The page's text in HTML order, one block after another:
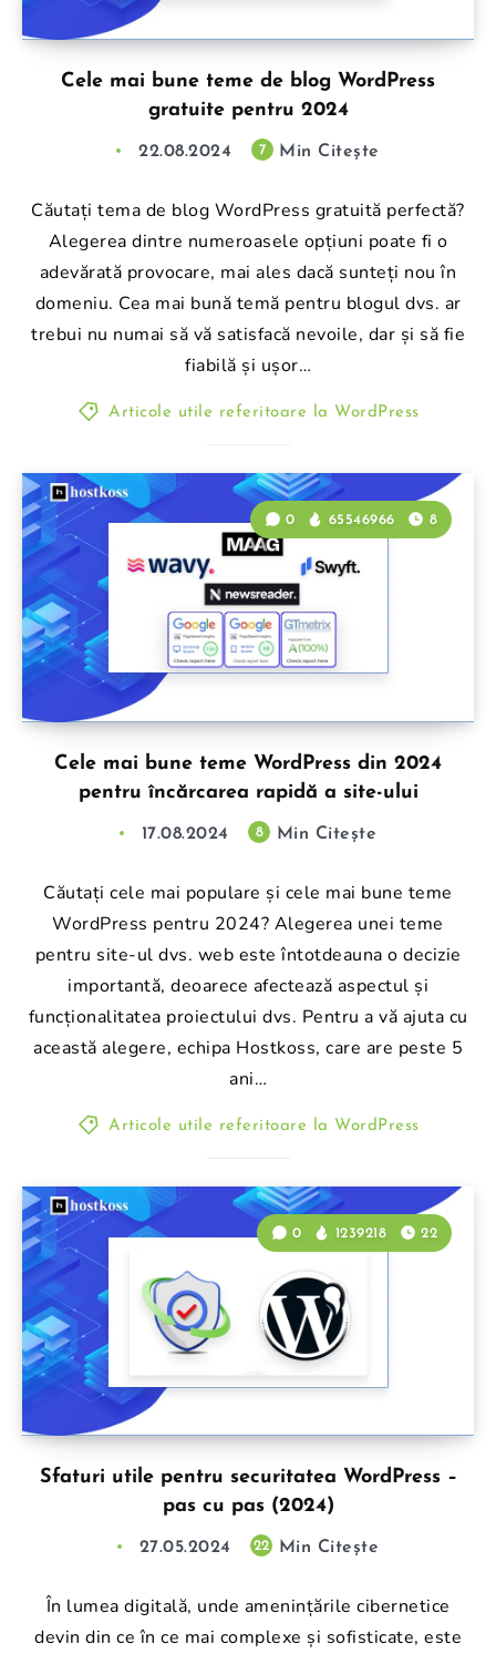
Cele mai bune teme de blog WordPress
gratuite pentru 2024
22.08.2024 7 Min Citește
Căutați tema de blog WordPress gratuită perfectă?
Alegerea dintre numeroasele opțiuni poate fi o
adevărată provocare, mai ales dacă sunteți nou în
domeniu. Cea mai bună temă pentru blogul dvs. ar
trebui nu numai să vă satisfacă nevoile, dar și să fie
fiabilă și ușor…
Articole utile referitoare la WordPress
Cele mai bune teme WordPress din 2024
pentru încărcarea rapidă a site-ului
0 65546966 8
17.08.2024 8 Min Citește
Căutați cele mai populare și cele mai bune teme
WordPress pentru 2024? Alegerea unei teme
pentru site-ul dvs. web este întotdeauna o decizie
importantă, deoarece afectează aspectul și
funcționalitatea proiectului dvs. Pentru a vă ajuta cu
această alegere, echipa Hostkoss, care are peste 5
ani…
Articole utile referitoare la WordPress
Sfaturi utile pentru securitatea WordPress –
pas cu pas (2024)
0 1239218 22
27.05.2024 22 Min Citește
În lumea digitală, unde amenințările cibernetice
devin din ce în ce mai complexe și sofisticate, este